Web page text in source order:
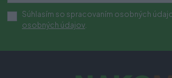
Súhlasím so spracovaním osobných
osobných údajov